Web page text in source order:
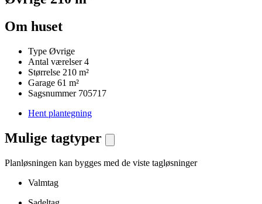
Om huset
Type Øvrige
Antal værelser 4
Størrelse 210 m²
Garage 61 m²
Sagsnummer 705717
Hent plantegning
Mulige tagtyper
Planløsningen kan bygges med de viste tagløsninger
Valmtag